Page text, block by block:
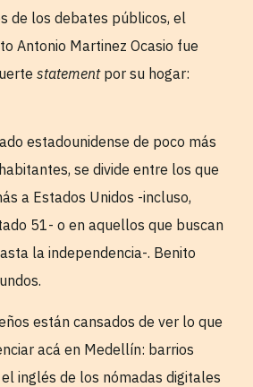
de los debates públicos, el
Antonio Martinez Ocasio fue
statementpor su hogar:
estadounidense de poco más
se divide entre los que
a Estados Unidos -incluso,
51- o en aquellos que buscan
la independencia-. Benito
están cansados de ver lo que
acá en Medellín: barrios
inglés de los nómadas digitales